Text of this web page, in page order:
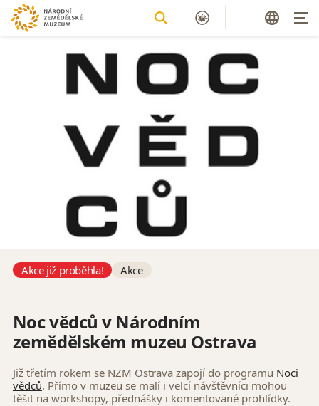
Akce již proběhla! Akce
Noc vědců v Národním
zemědělském muzeu Ostrava
Již třetím rokem se NZM Ostrava zapojí do programu Noci
vědců. Přímo v muzeu se malí i velcí návštěvníci mohou
těšit na workshopy, přednášky i komentované prohlídky.